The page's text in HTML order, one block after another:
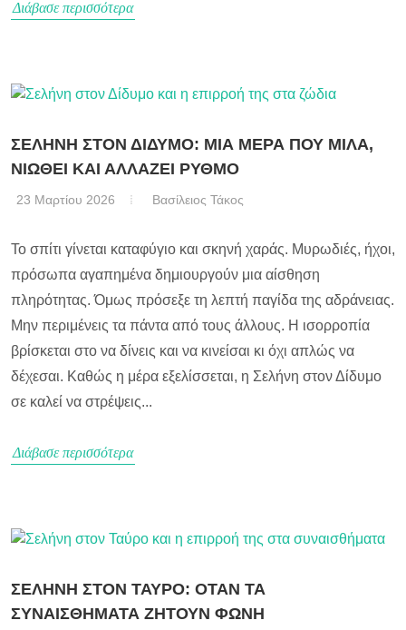
Διάβασε περισσότερα
ΣΕΛΗΝΗ ΣΤΟΝ ΔΙΔΥΜΟ: ΜΙΑ ΜΕΡΑ ΠΟΥ ΜΙΛΑ,
ΝΙΩΘΕΙ ΚΑΙ ΑΛΛΑΖΕΙ ΡΥΘΜΟ
23 Μαρτίου 2026 Βασίλειος Τάκος
Το σπίτι γίνεται καταφύγιο και σκηνή χαράς. Μυρωδιές, ήχοι,
πρόσωπα αγαπημένα δημιουργούν μια αίσθηση
πληρότητας. Όμως πρόσεξε τη λεπτή παγίδα της αδράνειας.
Μην περιμένεις τα πάντα από τους άλλους. Η ισορροπία
βρίσκεται στο να δίνεις και να κινείσαι κι όχι απλώς να
δέχεσαι. Καθώς η μέρα εξελίσσεται, η Σελήνη στον Δίδυμο
σε καλεί να στρέψεις...
Διάβασε περισσότερα
ΣΕΛΗΝΗ ΣΤΟΝ ΤΑΥΡΟ: ΟΤΑΝ ΤΑ
ΣΥΝΑΙΣΘΗΜΑΤΑ ΖΗΤΟΥΝ ΦΩΝΗ